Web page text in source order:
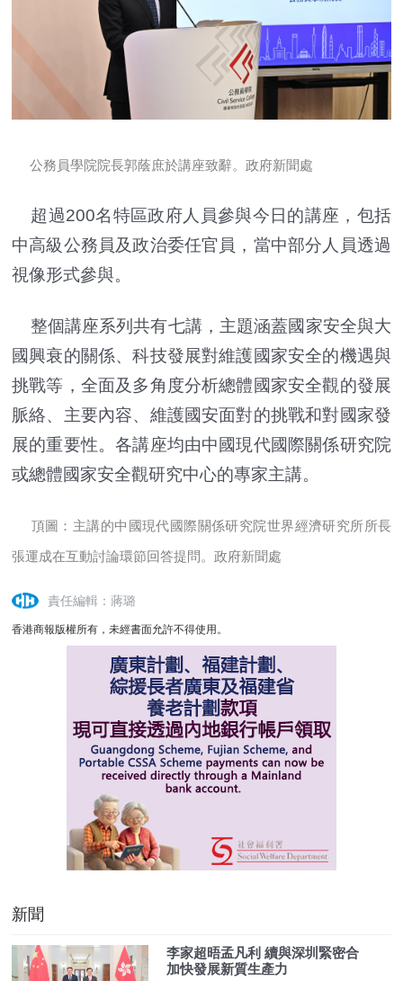
公務員學院院長郭蔭庶於講座致辭。政府新聞處
超過200名特區政府人員參與今日的講座，包括
中高級公務員及政治委任官員，當中部分人員透過
視像形式參與。
整個講座系列共有七講，主題涵蓋國家安全與大
國興衰的關係、科技發展對維護國家安全的機遇與
挑戰等，全面及多角度分析總體國家安全觀的發展
脈絡、主要內容、維護國安面對的挑戰和對國家發
展的重要性。各講座均由中國現代國際關係研究院
或總體國家安全觀研究中心的專家主講。
頂圖：主講的中國現代國際關係研究院世界經濟研究所所長
張運成在互動討論環節回答提問。政府新聞處
責任編輯：蔣璐
香港商報版權所有，未經書面允許不得使用。
新聞
李家超晤孟凡利 續與深圳緊密合
加快發展新質生產力